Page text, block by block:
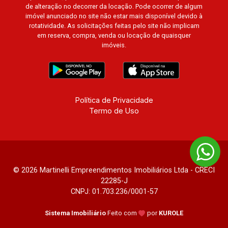
British Columbia, Dijon, Jardim de Luxemburgo,
Exklusiv Golf, Exklusiv Essenz, Mirante
CondoClub, Hydeperk, Urban, Stuttgart, Mondrian,
Bahamas, Monte Sinai, Pennsylvania, Villa
Gogh, Cenário, Parc Sul, Alleanza D`Oro, Rodin,
Quintessence, Liber Condomínio Resort, Asas do
Sul, Tapuias Residencial, Manhattan, Lumiere,
Pierre, Estocolmo, La Défense, Toulouse, Saint
Étienne, Monet, Rembrandt, Montreux, Genève,
Quebec, Blue Note, Noruega, Normandie, Jataí,
Via Frattina e Triomphe. Avenida João Fiúsa, 1051
de alteração no decorrer da locação. Pode ocorrer de algum
imóvel anunciado no site não estar mais disponível devido à
rotatividade. As solicitações feitas pelo site não implicam
em reserva, compra, venda ou locação de quaisquer
imóveis.
Política de Privacidade
Termo de Uso
© 2026 Martinelli Empreendimentos Imobiliários Ltda - CRECI
22285-J
CNPJ: 01.703.236/0001-57
Sistema Imobiliário Feito com por KUROLE